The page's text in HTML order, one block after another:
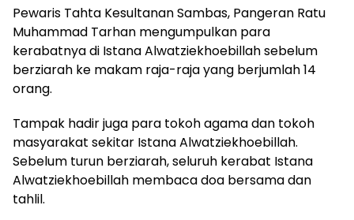
Pewaris Tahta Kesultanan Sambas, Pangeran Ratu
Muhammad Tarhan mengumpulkan para
kerabatnya di Istana Alwatziekhoebillah sebelum
berziarah ke makam raja-raja yang berjumlah 14
orang.
Tampak hadir juga para tokoh agama dan tokoh
masyarakat sekitar Istana Alwatziekhoebillah.
Sebelum turun berziarah, seluruh kerabat Istana
Alwatziekhoebillah membaca doa bersama dan
tahlil.